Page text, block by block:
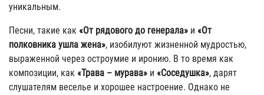
уникальным.
Песни, такие как «От рядового до генерала» и «От
полковника ушла жена», изобилуют жизненной мудростью,
выраженной через остроумие и иронию. В то время как
композиции, как «Трава – мурава» и «Соседушка», дарят
слушателям веселье и хорошее настроение. Однако не